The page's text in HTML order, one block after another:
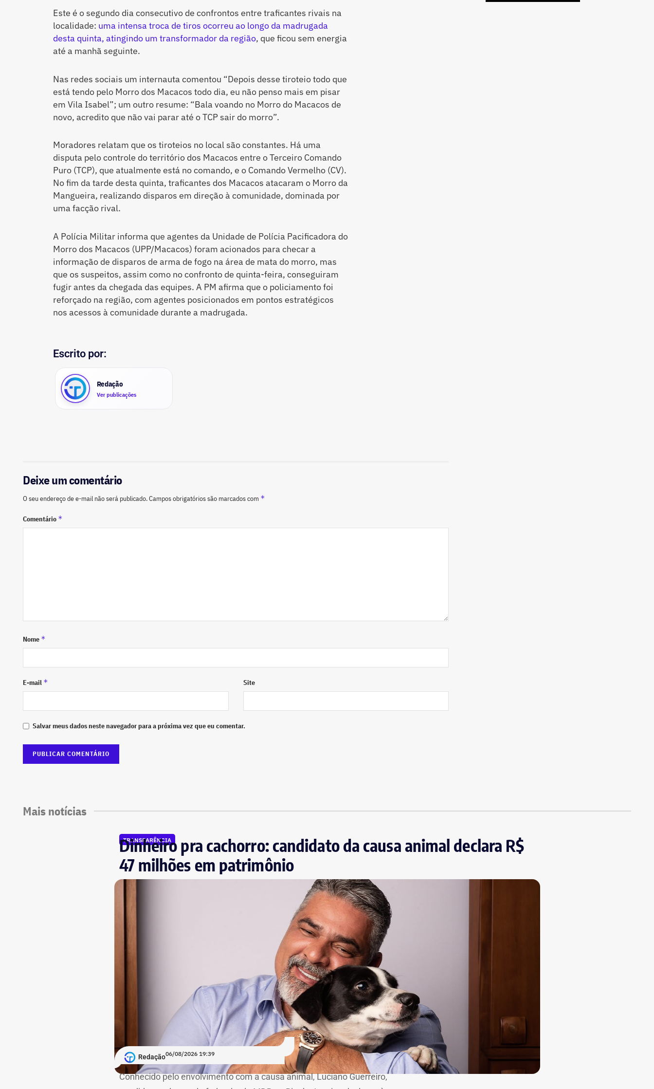
Este é o segundo dia consecutivo de confrontos entre traficantes rivais na
localidade: uma intensa troca de tiros ocorreu ao longo da madrugada
desta quinta, atingindo um transformador da região, que ficou sem energia
até a manhã seguinte.
Nas redes sociais um internauta comentou “Depois desse tiroteio todo que
está tendo pelo Morro dos Macacos todo dia, eu não penso mais em pisar
em Vila Isabel”; um outro resume: “Bala voando no Morro do Macacos de
novo, acredito que não vai parar até o TCP sair do morro”.
Moradores relatam que os tiroteios no local são constantes. Há uma
disputa pelo controle do território dos Macacos entre o Terceiro Comando
Puro (TCP), que atualmente está no comando, e o Comando Vermelho (CV).
No fim da tarde desta quinta, traficantes dos Macacos atacaram o Morro da
Mangueira, realizando disparos em direção à comunidade, dominada por
uma facção rival.
A Polícia Militar informa que agentes da Unidade de Polícia Pacificadora do
Morro dos Macacos (UPP/Macacos) foram acionados para checar a
informação de disparos de arma de fogo na área de mata do morro, mas
que os suspeitos, assim como no confronto de quinta-feira, conseguiram
fugir antes da chegada das equipes. A PM afirma que o policiamento foi
reforçado na região, com agentes posicionados em pontos estratégicos
nos acessos à comunidade durante a madrugada.
Escrito por:
Redação
Ver publicações
Deixe um comentário
O seu endereço de e-mail não será publicado.Campos obrigatórios são marcados com *
Comentário *
Nome *
E-mail * Site
Salvar meus dados neste navegador para a próxima vez que eu comentar.
Mais notícias
TRANSPARÊNCIA
Dinheiro pra cachorro: candidato da causa animal declara R$
47 milhões em patrimônio
Redação06/08/2026 19:39
Conhecido pelo envolvimento com a causa animal, Luciano Guerreiro,